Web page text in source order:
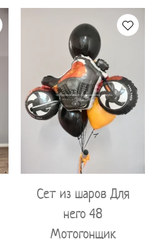
Сет из шаров Для
него 48
Мотогонщик